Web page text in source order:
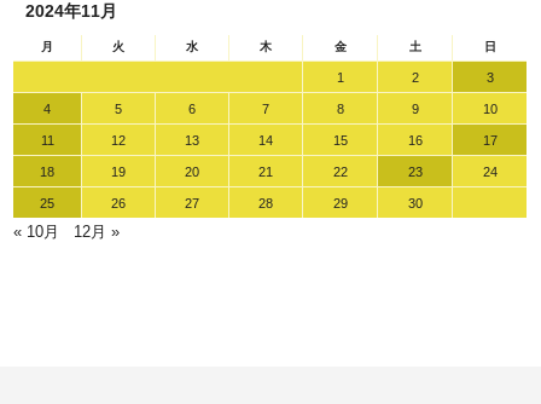
2024年11月
月 火 水 木 金 土 日
1 2 3
4 5 6 7 8 9 10
11 12 13 14 15 16 17
18 19 20 21 22 23 24
25 26 27 28 29 30
« 10月 12月 »